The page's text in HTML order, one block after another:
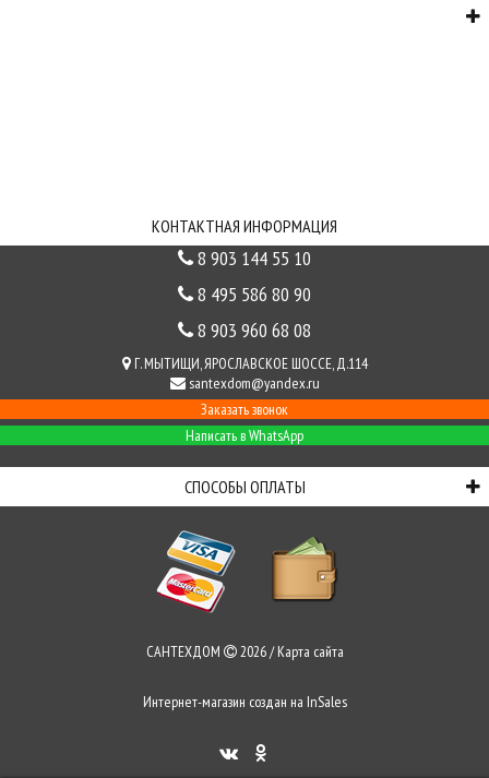
КОНТАКТНАЯ ИНФОРМАЦИЯ
8 903 144 55 10
8 495 586 80 90
8 903 960 68 08
Г. МЫТИЩИ, ЯРОСЛАВСКОЕ ШОССЕ, Д.114
santexdom@yandex.ru
Заказать звонок
Написать в WhatsApp
СПОСОБЫ ОПЛАТЫ
САНТЕХДОМ 2026 /Карта сайта
Интернет-магазин создан на InSales